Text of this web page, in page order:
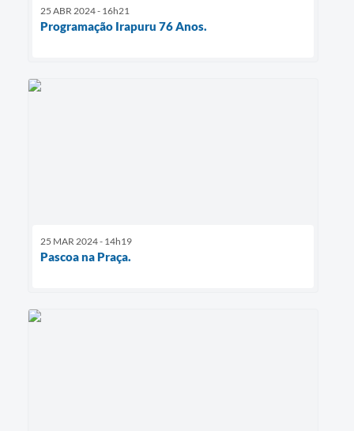
25 ABR 2024 - 16h21
Programação Irapuru 76 Anos.
25 MAR 2024 - 14h19
Pascoa na Praça.